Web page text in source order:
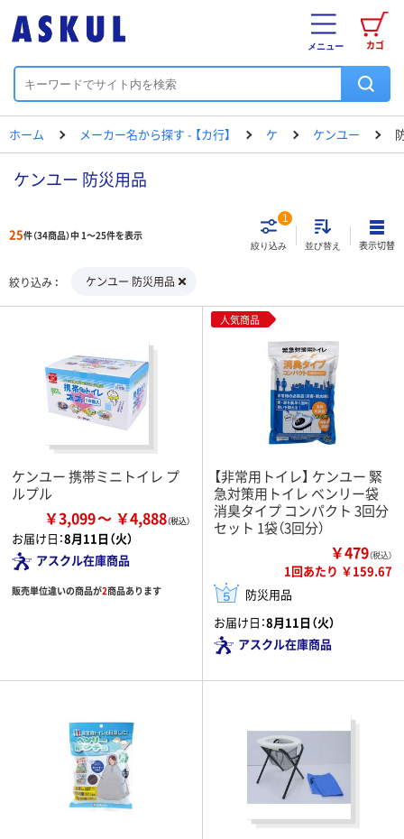
カゴ
メニュー
ホーム メーカー名から探す - 【カ行】 ケ ケンユー
ケンユー 防災用品
25件（34商品）中 1～25件を表示
絞り込み
1
並び替え 表示切替
絞り込み ケンユー 防災用品
ケンユー 携帯ミニトイレ プ
ルプル
￥3,099 ￥4,888
お届け日：8月11日（火）
アスクル在庫商品
販売単位違いの商品が2商品あります
人気商品
【非常用トイレ】 ケンユー 緊
急対策用トイレ ベンリー袋
消臭タイプ コンパクト 3回分
セット 1袋（3回分）
￥479（税込）
1回あたり ￥159.67
防災用品
お届け日：8月11日（火）
アスクル在庫商品